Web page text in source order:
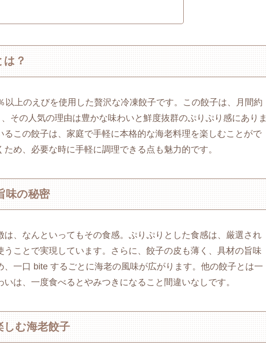
？
以上のえびを使用した贅沢な冷凍餃子です。この餃子は、月間約
その人気の理由は豊かな味わいと鮮度抜群のぷりぷり感にありま
るこの餃子は、家庭で手軽に本格的な海老料理を楽しむことがで
め、必要な時に手軽に調理できる点も魅力的です。
味の秘密
は、なんといってもその食感。ぷりぷりとした食感は、厳選され
うことで実現しています。さらに、餃子の皮も薄く、具材の旨味
、一口 bite するごとに海老の風味が広がります。他の餃子とは一
は、一度食べるとやみつきになること間違いなしです。
しむ海老餃子